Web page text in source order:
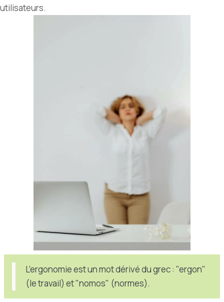
utilisateurs.
L’ergonomie est un mot dérivé du grec : "ergon"
(le travail) et "nomos" (normes).